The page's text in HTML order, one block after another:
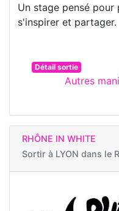
Un stage pensé pour
s'inspirer et partager.
Détail sortie
Autres
RHÔNE IN WHITE
Sortir à LYON dans le